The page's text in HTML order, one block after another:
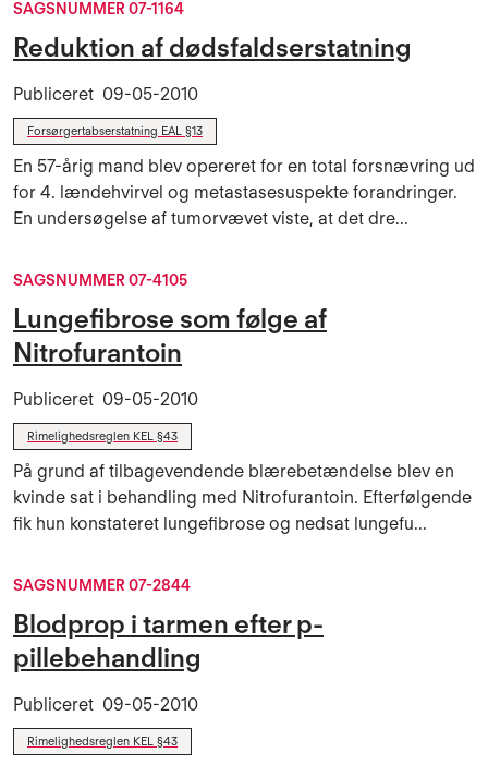
SAGSNUMMER 07-1164
Reduktion af dødsfaldserstatning
Publiceret 09-05-2010
Forsørgertabserstatning EAL §13
En 57-årig mand blev opereret for en total forsnævring ud
for 4. lændehvirvel og metastasesuspekte forandringer.
En undersøgelse af tumorvævet viste, at det dre...
SAGSNUMMER 07-4105
Lungefibrose som følge af
Nitrofurantoin
Publiceret 09-05-2010
Rimelighedsreglen KEL §43
På grund af tilbagevendende blærebetændelse blev en
kvinde sat i behandling med Nitrofurantoin. Efterfølgende
fik hun konstateret lungefibrose og nedsat lungefu...
SAGSNUMMER 07-2844
Blodprop i tarmen efter p-
pillebehandling
Publiceret 09-05-2010
Rimelighedsreglen KEL §43